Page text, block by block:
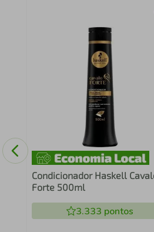
Condicionador Haskell
Forte 500ml
3.333 pontos